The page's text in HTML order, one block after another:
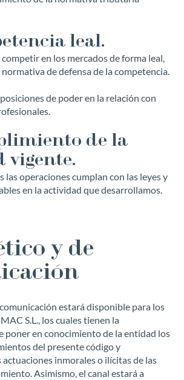
asesorar?
leal.
en los mercados de forma leal,
de defensa de la competencia.
de poder en la relación con
de la
vigente.
las operaciones cumplan con las leyes y
en la actividad que desarrollamos.
y de
estará disponible para los
S.L., los cuales tienen la
poner en conocimiento de la entidad los
del presente código y
inmorales o ilícitas de las
Asimismo, el canal estará a